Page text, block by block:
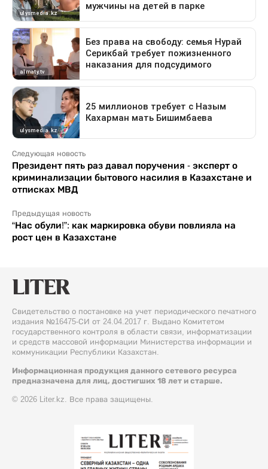
Следующая новость
Президент пять раз давал поручения - эксперт о
криминализации бытового насилия в Казахстане и
отписках МВД
Предыдущая новость
“Нас обули!”: как маркировка обуви повлияла на
рост цен в Казахстане
Свидетельство о постановке на учет периодического печатного
издания №16475-СИ от 24.04.2017 г. Выдано Комитетом
государственного контроля в области связи, информатизации
и средств массовой информации Министерства информации и
коммуникации Республики Казахстан.
Информационная продукция данного сетевого ресурса
предназначена для лиц, достигших 18 лет и старше.
© 2026 Liter.kz. Все права защищены.